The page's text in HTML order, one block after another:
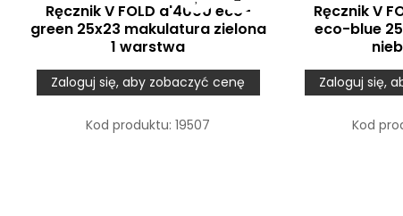
Ręcznik V FOLD a'4000 eco-
green 25x23 makulatura zielona
1 warstwa
Zaloguj się, aby zobaczyć cenę
Kod produktu: 19507
Ręcznik V
eco-blue
Zaloguj się,
Kod